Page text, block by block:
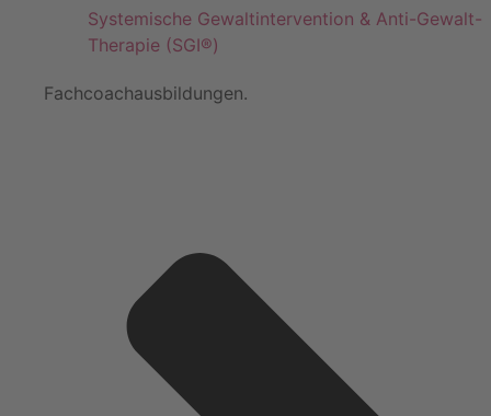
Systemische Gewaltintervention & Anti-Gewalt-
Therapie (SGI®)
Fachcoachausbildungen.